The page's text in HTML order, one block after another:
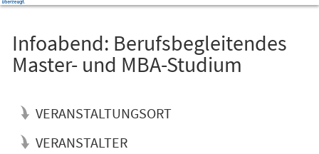
Infoabend: Berufsbegleitendes
Master- und MBA-Studium
VERANSTALTUNGSORT
VERANSTALTER